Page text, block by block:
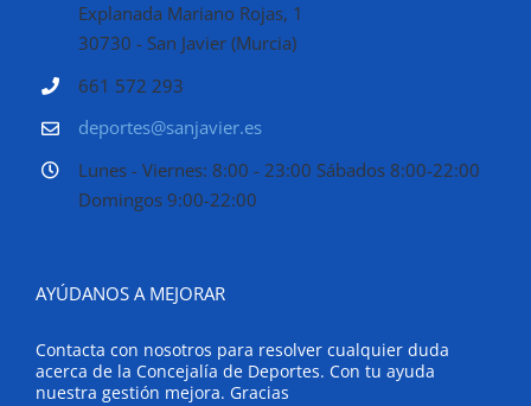
Explanada Mariano Rojas, 1
30730 - San Javier (Murcia)
661 572 293
deportes@sanjavier.es
Lunes - Viernes: 8:00 - 23:00 Sábados 8:00-22:00
Domingos 9:00-22:00
AYÚDANOS A MEJORAR
Contacta con nosotros para resolver cualquier duda
acerca de la Concejalía de Deportes. Con tu ayuda
nuestra gestión mejora. Gracias